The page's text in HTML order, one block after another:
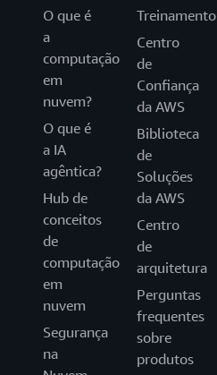
O que é
a
computação
em
nuvem?
O que é
a IA
agêntica?
Hub de
conceitos
de
computação
em
nuvem
Segurança
na
Treinamento
Centro
de
Confiança
da AWS
Biblioteca
de
Soluções
da AWS
Centro
de
arquitetura
Perguntas
frequentes
sobre
produtos